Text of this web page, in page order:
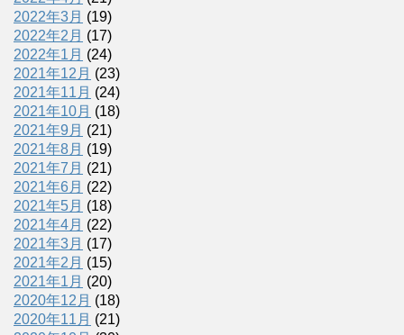
2022年3月 (19)
2022年2月 (17)
2022年1月 (24)
2021年12月 (23)
2021年11月 (24)
2021年10月 (18)
2021年9月 (21)
2021年8月 (19)
2021年7月 (21)
2021年6月 (22)
2021年5月 (18)
2021年4月 (22)
2021年3月 (17)
2021年2月 (15)
2021年1月 (20)
2020年12月 (18)
2020年11月 (21)